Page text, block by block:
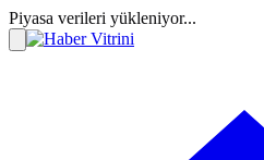
Piyasa verileri yükleniyor...